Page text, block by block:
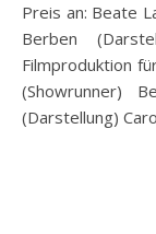
Preis an: Beate
Berben
Filmproduktion
(Showrunner)
(Darstellung)